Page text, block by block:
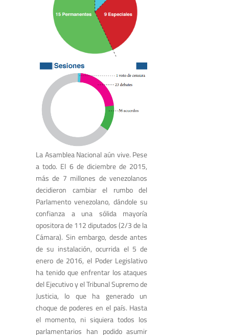
La Asamblea Nacional aún vive. Pese
a todo. El 6 de diciembre de 2015,
más de 7 millones de venezolanos
decidieron cambiar el rumbo del
Parlamento venezolano, dándole su
confianza a una sólida mayoría
opositora de 112 diputados (2/3 de la
Cámara). Sin embargo, desde antes
de su instalación, ocurrida el 5 de
enero de 2016, el Poder Legislativo
ha tenido que enfrentar los ataques
del Ejecutivo y el Tribunal Supremo de
Justicia, lo que ha generado un
choque de poderes en el país. Hasta
el momento, ni siquiera todos los
parlamentarios han podido asumir